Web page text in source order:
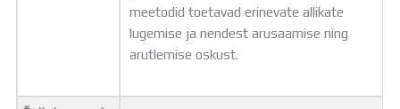
meetodid toetavad erinevate allikate
lugemise ja nendest arusaamise ning
arutlemise oskust.